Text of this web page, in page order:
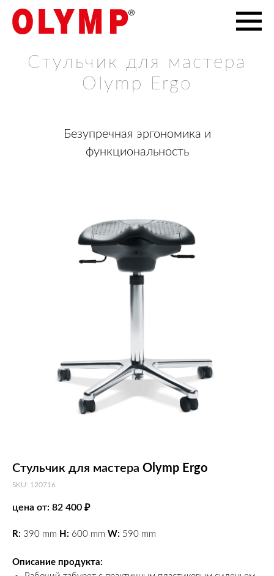
Стульчик для мастера
Olymp Ergo
Безупречная эргономика и
функциональность
Стульчик для мастера Olymp Ergo
SKU: 120716
цена от: 82 400 ₽
R: 390 mm H: 600 mm W: 590 mm
Описание продукта: